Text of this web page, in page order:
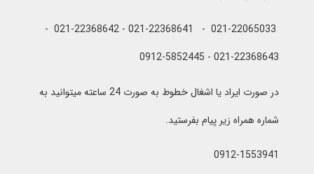
021-22065033 - 021-22368641 - 021-22368642 -
021-22368643 - 0912-5852445
در صورت ایراد یا اشغال خطوط به صورت 24 ساعته میتوانید به
شماره همراه زیر پیام بفرستید.
0912-1553941